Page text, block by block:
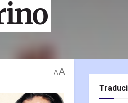
AA
Traduci